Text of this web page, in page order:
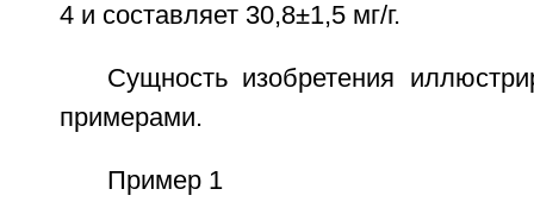
4 и составляет 30,8±1,5 мг/г.
Сущность изобретения
примерами.
Пример 1